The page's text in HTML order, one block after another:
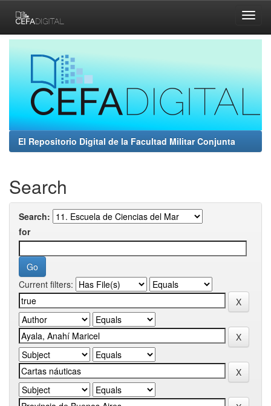
navigation
El Repositorio Digital de la Facultad Militar Conjunta
Search
Search:
for
Current filters: